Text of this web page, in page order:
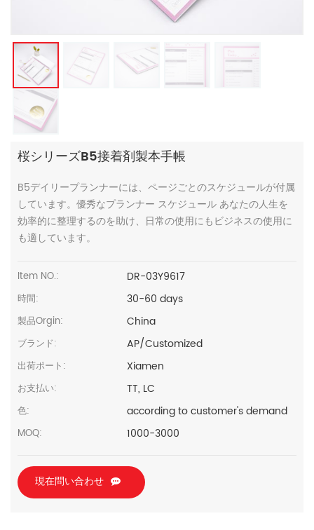
桜シリーズB5接着剤製本手帳
B5デイリープランナーには、ページごとのスケジュールが付属
しています。優秀なプランナー スケジュール あなたの人生を
効率的に整理するのを助け、日常の使用にもビジネスの使用に
も適しています。
Item NO.: DR-03Y9617
時間: 30-60 days
製品Orgin: China
ブランド: AP/Customized
出荷ポート: Xiamen
お支払い: TT, LC
色: according to customer's demand
MOQ: 1000-3000
現在問い合わせ